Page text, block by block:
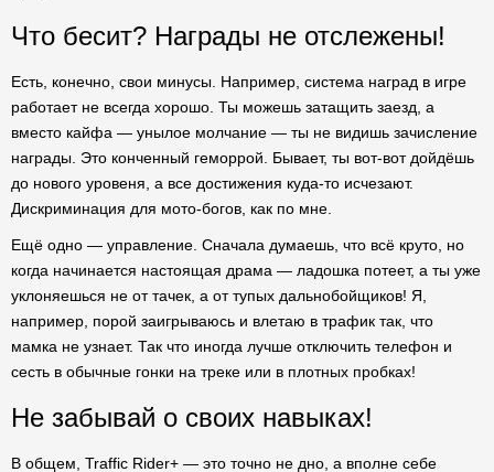
Что бесит? Награды не отслежены!
Есть, конечно, свои минусы. Например, система наград в игре
работает не всегда хорошо. Ты можешь затащить заезд, а
вместо кайфа — унылое молчание — ты не видишь зачисление
награды. Это конченный геморрой. Бывает, ты вот-вот дойдёшь
до нового уровеня, а все достижения куда-то исчезают.
Дискриминация для мото-богов, как по мне.
Ещё одно — управление. Сначала думаешь, что всё круто, но
когда начинается настоящая драма — ладошка потеет, а ты уже
уклоняешься не от тачек, а от тупых дальнобойщиков! Я,
например, порой заигрываюсь и влетаю в трафик так, что
мамка не узнает. Так что иногда лучше отключить телефон и
сесть в обычные гонки на треке или в плотных пробках!
Не забывай о своих навыках!
В общем, Traffic Rider+ — это точно не дно, а вполне себе